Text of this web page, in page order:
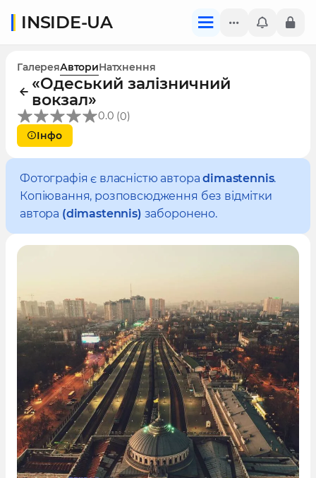
INSIDE-UA
ГалереяАвториНатхнення
«Одеський залізничний
вокзал»
0.0 (0)
Інфо
Фотографія є власністю автораdimastennis.
Копіювання, розповсюдження без відмітки
автора (dimastennis) заборонено.